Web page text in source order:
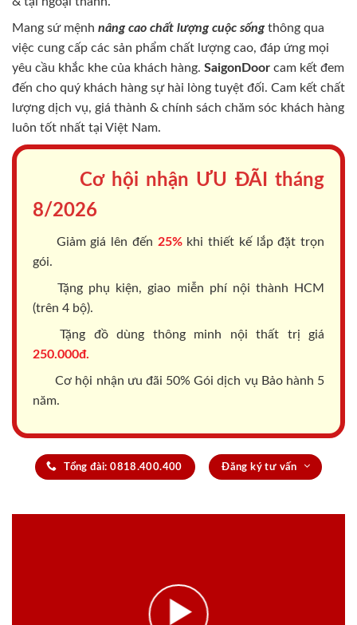
Mang sứ mệnh nâng cao chất lượng cuộc sốngthông qua
việc cung cấp các sản phẩm chất lượng cao, đáp ứng mọi
yêu cầu khắc khe của khách hàng. SaigonDoor cam kết đem
đến cho quý khách hàng sự hài lòng tuyệt đối. Cam kết chất
lượng dịch vụ, giá thành & chính sách chăm sóc khách hàng
luôn tốt nhất tại Việt Nam.
Cơ hội nhận ƯU ĐÃI tháng
8/2026
Giảm giá lên đến 25%khi thiết kế lắp đặt trọn
gói.
Tặng phụ kiện, giao miễn phí nội thành HCM
(trên 4 bộ).
Tặng đồ dùng thông minh nội thất trị giá
250.000đ.
Cơ hội nhận ưu đãi 50% Gói dịch vụ Bảo hành 5
năm.
Tổng đài: 0818.400.400 Đăng ký tư vấn